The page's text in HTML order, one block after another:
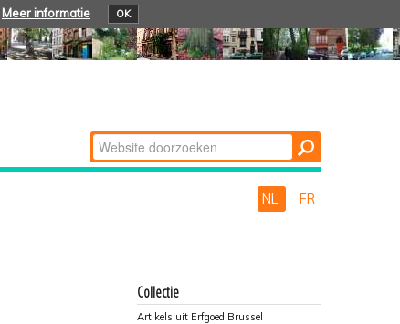
Meer informatie OK
Zoek
Geavanceerd
NL FR
Collectie
Artikels uit Erfgoed Brussel